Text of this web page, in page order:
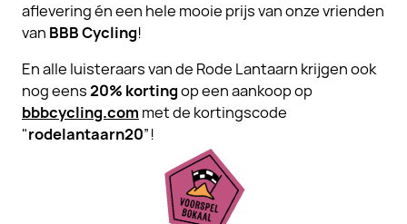
aflevering én een hele mooie prijs van onze vrienden
van BBB Cycling!
En alle luisteraars van de Rode Lantaarn krijgen ook
nog eens20% kortingop een aankoop op
bbbcycling.com met de kortingscode
"rodelantaarn20”!